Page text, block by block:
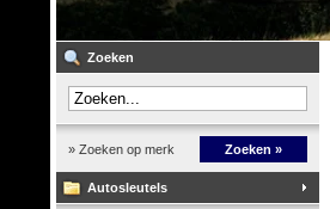
Zoeken
» Zoeken op merk Zoeken »
Autosleutels